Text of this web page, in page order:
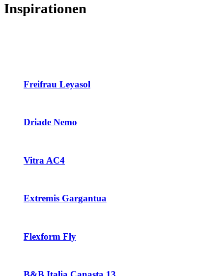
Inspirationen
Freifrau Leyasol
Driade Nemo
Vitra AC4
Extremis Gargantua
Flexform Fly